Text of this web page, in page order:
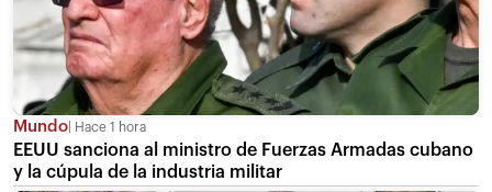
Mundo Hace 1 hora
EEUU sanciona al ministro de Fuerzas Armadas cubano
y la cúpula de la industria militar